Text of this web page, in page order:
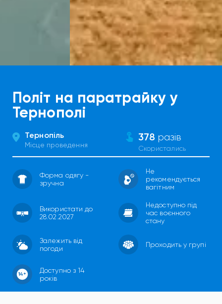
Політ на паратрайку у
Тернополі
Тернопіль
Місце проведення
378 разів
Скористались
Форма одягу -
зручна
Не
рекомендується
вагітним
Використати до
28.02.2027
Недоступно під
час воєнного
стану
Залежить від
погоди
Проходить у групі
Доступно з 14
років